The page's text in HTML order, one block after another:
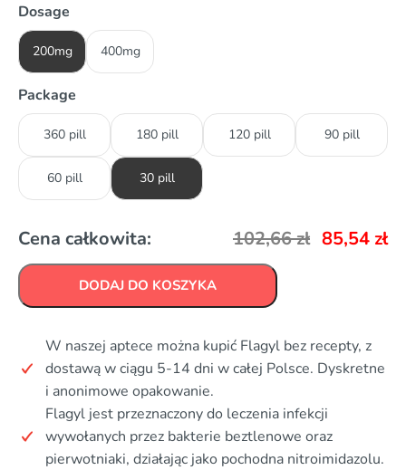
Dosage
200mg 400mg
Package
360 pill 180 pill 120 pill 90 pill
60 pill 30 pill
Cena całkowita: 102,66zł 85,54 zł
DODAJ DO KOSZYKA
W naszej aptece można kupić Flagyl bez recepty, z
dostawą w ciągu 5-14 dni w całej Polsce. Dyskretne
i anonimowe opakowanie.
Flagyl jest przeznaczony do leczenia infekcji
wywołanych przez bakterie beztlenowe oraz
pierwotniaki, działając jako pochodna nitroimidazolu.